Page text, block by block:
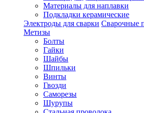
Материалы для наплавки
Подкладки керамические
Электроды для сварки Сварочные
Метизы
Болты
Гайки
Шайбы
Шпильки
Винты
Гвозди
Саморезы
Шурупы